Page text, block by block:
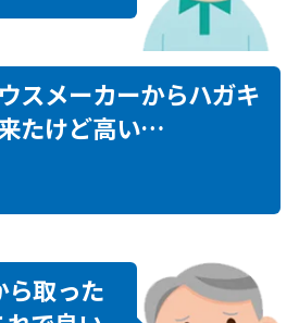
スメーカーからハガキ
たけど高い…
ら取った